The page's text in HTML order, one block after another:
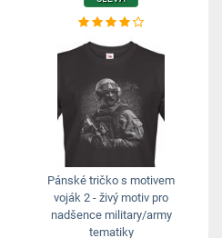
Pánské tričko s motivem
voják 2 - živý motiv pro
nadšence military/army
tematiky